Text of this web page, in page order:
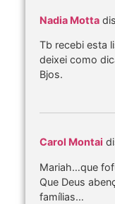
Nadia Motta
Tb recebi esta
deixei como
Bjos.
Carol Montai
Mariah…que
Que Deus
famílias…